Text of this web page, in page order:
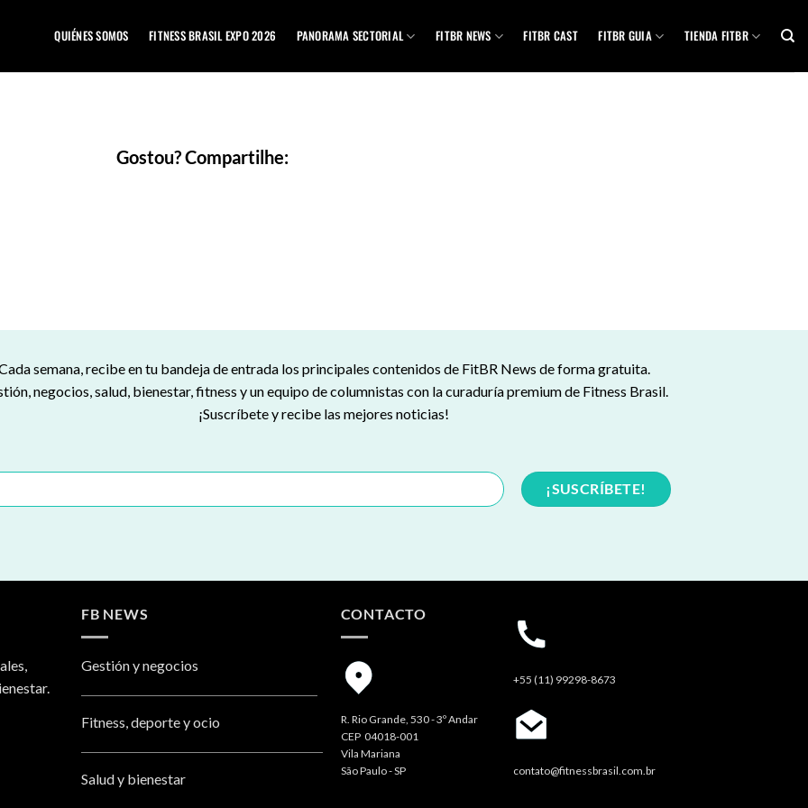
QUIÉNES SOMOS FITNESS BRASIL EXPO 2026 PANORAMA SECTORIAL FITBR NEWS FITBR CAST FITBR GUIA TIENDA FITBR
Gostou? Compartilhe:
semana, recibe en tu bandeja de entrada los principales contenidos de FitBR News de forma gratuita.
negocios, salud, bienestar, fitness y un equipo de columnistas con la curaduría premium de Fitness Brasil.
¡Suscríbete y recibe las mejores noticias!
FB NEWS
Gestión y negocios
Fitness, deporte y ocio
Salud y bienestar
CONTACTO
R. Rio Grande, 530 - 3º Andar
CEP 04018-001
Vila Mariana
São Paulo - SP
+55 (11) 99298-8673
contato@fitnessbrasil.com.br